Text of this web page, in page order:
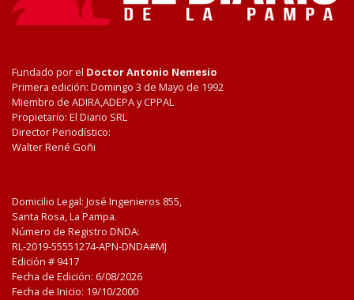
Fundado por el Doctor Antonio Nemesio
Primera edición: Domingo 3 de Mayo de 1992
Miembro de ADIRA,ADEPA y CPPAL
Propietario: El Diario SRL
Director Periodístico:
Walter René Goñi
Domicilio Legal: José Ingenieros 855,
Santa Rosa, La Pampa.
Número de Registro DNDA:
RL-2019-55551274-APN-DNDA#MJ
Edición # 9417
Fecha de Edición: 6/08/2026
Fecha de Inicio: 19/10/2000